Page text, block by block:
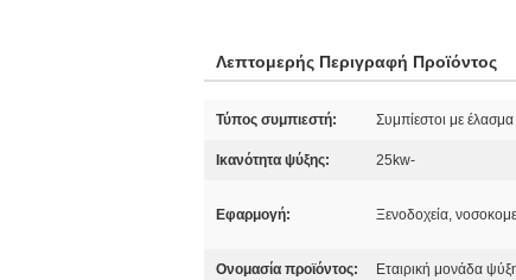
Λεπτομερής Περιγραφή Προϊόντος
Τύπος συμπιεστή: Συμπίεστοι με
Ικανότητα ψύξης: 25kw-
Εφαρμογή: Ξενοδοχεία,
Ονομασία προϊόντος: Εταιρική μονάδα